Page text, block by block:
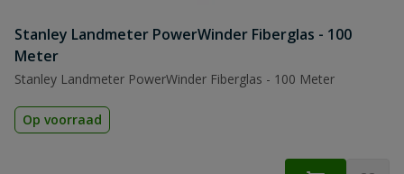
Stanley Landmeter PowerWinder Fiberglas - 100
Meter
Stanley Landmeter PowerWinder Fiberglas - 100 Meter
Op voorraad